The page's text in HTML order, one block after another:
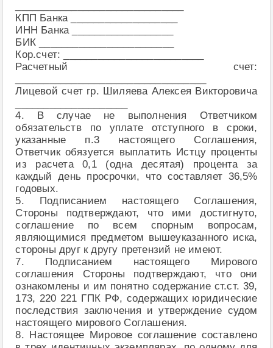
КПП Банка ___________________
ИНН Банка __________________
БИК ________________________
Кор.счет: _________________________
Расчетный счет:
Лицевой счет гр. Шиляева Алексея Викторовича
4. В случае не выполнения Ответчиком
обязательств по уплате отступного в сроки,
указанные п.3 настоящего Соглашения,
Ответчик обязуется выплатить Истцу проценты
из расчета 0,1 (одна десятая) процента за
каждый день просрочки, что составляет 36,5%
годовых.
5. Подписанием настоящего Соглашения,
Стороны подтверждают, что ими достигнуто,
соглашение по всем спорным вопросам,
являющимися предметом вышеуказанного иска,
стороны друг к другу претензий не имеют.
7. Подписанием настоящего Мирового
соглашения Стороны подтверждают, что они
ознакомлены и им понятно содержание ст.ст. 39,
173, 220 221 ГПК РФ, содержащих юридические
последствия заключения и утверждение судом
настоящего мирового Соглашения.
8. Настоящее Мировое соглашение составлено